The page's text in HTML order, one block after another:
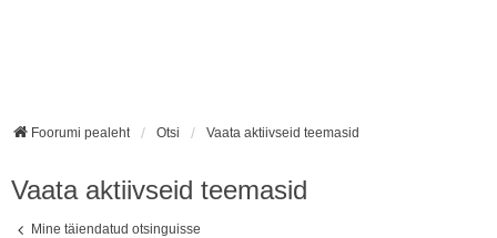
Foorumi pealeht Otsi Vaata aktiivseid teemasid
Vaata aktiivseid teemasid
Mine täiendatud otsinguisse